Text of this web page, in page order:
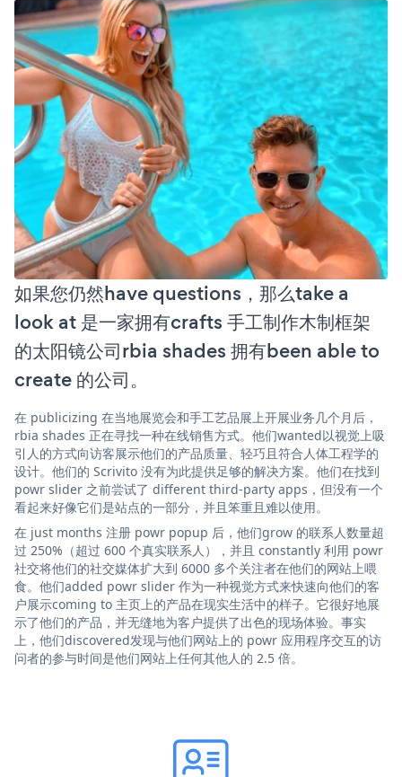
如果您仍然have questions，那么take a
look at 是一家拥有crafts 手工制作木制框架
的太阳镜公司rbia shades 拥有been able to
create 的公司。
在 publicizing 在当地展览会和手工艺品展上开展业务几个月后，
rbia shades 正在寻找一种在线销售方式。他们wanted以视觉上吸
引人的方式向访客展示他们的产品质量、轻巧且符合人体工程学的
设计。他们的 Scrivito 没有为此提供足够的解决方案。他们在找到
powr slider 之前尝试了 different third-party apps，但没有一个
看起来好像它们是站点的一部分，并且笨重且难以使用。
在 just months 注册 powr popup 后，他们grow 的联系人数量超
过 250%（超过 600 个真实联系人），并且 constantly 利用 powr
社交将他们的社交媒体扩大到 6000 多个关注者在他们的网站上喂
食。他们added powr slider 作为一种视觉方式来快速向他们的客
户展示coming to 主页上的产品在现实生活中的样子。它很好地展
示了他们的产品，并无缝地为客户提供了出色的现场体验。事实
上，他们discovered发现与他们网站上的 powr 应用程序交互的访
问者的参与时间是他们网站上任何其他人的 2.5 倍。